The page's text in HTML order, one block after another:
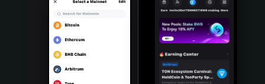
Português (Portugal)
Bahasa Indonesia